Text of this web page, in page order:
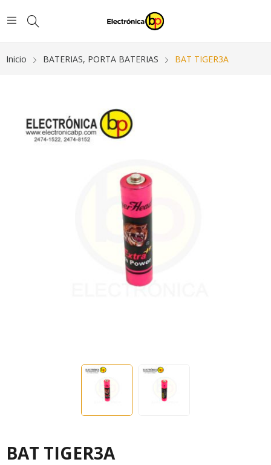
Inicio BATERIAS, PORTA BATERIAS BAT TIGER3A
BAT TIGER3A